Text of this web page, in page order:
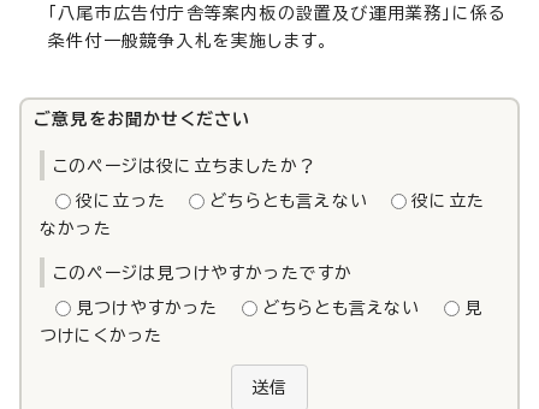
「八尾市広告付庁舎等案内板の設置及び運用業務」に係る
条件付一般競争入札を実施します。
ご意見をお聞かせください
このページは役に立ちましたか？
役に立った どちらとも言えない
役に立た
なかった
このページは見つけやすかったですか
見つけやすかった どちらとも言えない
見
つけにくかった
送信